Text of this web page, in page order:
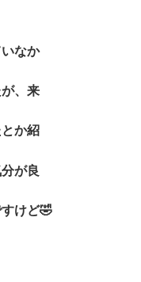
なか
、来
か紹
が良
けど🤣